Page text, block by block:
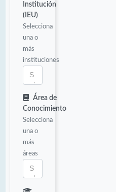
Institución
(IEU)
Selecciona
una o
más
instituciones
Área de
Conocimiento
Selecciona
una o
más
áreas